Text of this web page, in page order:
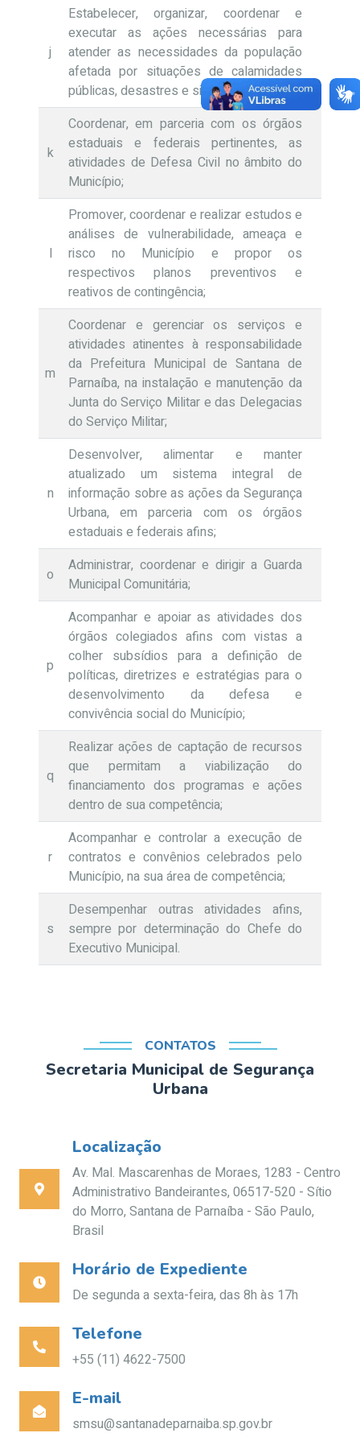
j
Estabelecer, organizar, coordenar e
executar as ações necessárias para
atender as necessidades da população
afetada por situações de calamidades
públicas, desastres e sinistros;
k
Coordenar, em parceria com os órgãos
estaduais e federais pertinentes, as
atividades de Defesa Civil no âmbito do
Município;
l
Promover, coordenar e realizar estudos e
análises de vulnerabilidade, ameaça e
risco no Município e propor os
respectivos planos preventivos e
reativos de contingência;
m
Coordenar e gerenciar os serviços e
atividades atinentes à responsabilidade
da Prefeitura Municipal de Santana de
Parnaíba, na instalação e manutenção da
Junta do Serviço Militar e das Delegacias
do Serviço Militar;
n
Desenvolver, alimentar e manter
atualizado um sistema integral de
informação sobre as ações da Segurança
Urbana, em parceria com os órgãos
estaduais e federais afins;
o
Administrar, coordenar e dirigir a Guarda
Municipal Comunitária;
p
Acompanhar e apoiar as atividades dos
órgãos colegiados afins com vistas a
colher subsídios para a definição de
políticas, diretrizes e estratégias para o
desenvolvimento da defesa e
convivência social do Município;
q
Realizar ações de captação de recursos
que permitam a viabilização do
financiamento dos programas e ações
dentro de sua competência;
r
Acompanhar e controlar a execução de
contratos e convênios celebrados pelo
Município, na sua área de competência;
s
Desempenhar outras atividades afins,
sempre por determinação do Chefe do
Executivo Municipal.
CONTATOS
Secretaria Municipal de Segurança
Urbana
Localização
Av. Mal. Mascarenhas de Moraes, 1283 - Centro
Administrativo Bandeirantes, 06517-520 - Sítio
do Morro, Santana de Parnaíba - São Paulo,
Brasil
Horário de Expediente
De segunda a sexta-feira, das 8h às 17h
Telefone
+55 (11) 4622-7500
E-mail
smsu@santanadeparnaiba.sp.gov.br